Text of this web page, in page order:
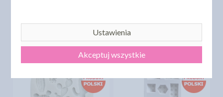
Ustawienia
Akceptuj wszystkie